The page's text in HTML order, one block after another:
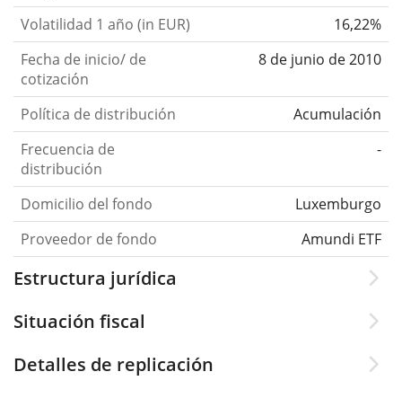
Volatilidad 1 año (in EUR)
16,22%
Fecha de inicio/ de
cotización
8 de junio de 2010
Política de distribución
Acumulación
Frecuencia de
distribución
-
Domicilio del fondo
Luxemburgo
Proveedor de fondo
Amundi ETF
Estructura jurídica
Situación fiscal
Detalles de replicación